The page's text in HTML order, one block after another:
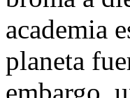
academia
planeta
embargo,